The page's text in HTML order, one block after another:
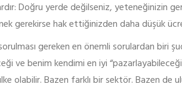
Doğru yerde değilseniz, yeteneğinizin
gerekirse hak ettiğinizden daha düşük
gereken en önemli sorulardan biri
ve benim kendimi en iyi
olabilir. Bazen farklı bir sektör. Bazen de